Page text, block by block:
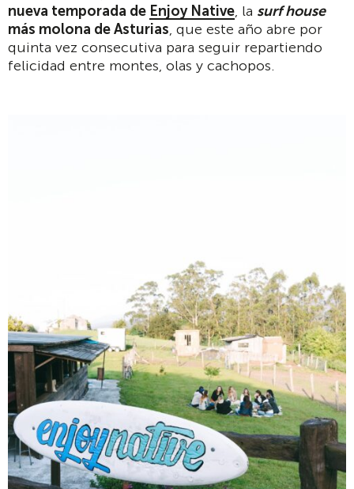
nueva temporada de Enjoy Native, la surf house
más molona de Asturias, que este año abre por
quinta vez consecutiva para seguir repartiendo
felicidad entre montes, olas y cachopos.